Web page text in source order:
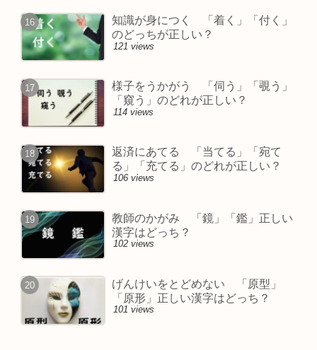
知識が身につく 「着く」「付く」
のどっちが正しい？
121 views
様子をうかがう 「伺う」「覗う」
「窺う」のどれが正しい？
114 views
返済にあてる 「当てる」「宛て
る」「充てる」のどれが正しい？
106 views
教師のかがみ 「鏡」「鑑」正しい
漢字はどっち？
102 views
げんけいをとどめない 「原型」
「原形」正しい漢字はどっち？
101 views